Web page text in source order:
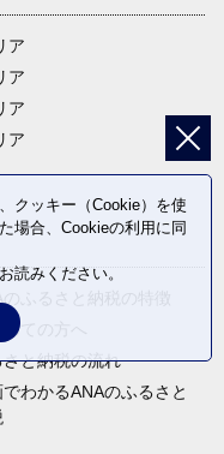
ア
ア
ア
ア
ふるさと納税の特徴
めての方へ
さと納税の流れ
わかるANAのふるさと
クッキー（Cookie）を使
場合、Cookieの利用に同
読みください。